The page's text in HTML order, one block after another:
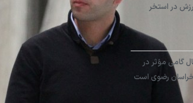
در استخر
جشنواره شنای زیر ۱۰ سال گامی مؤثر در
رضوی است